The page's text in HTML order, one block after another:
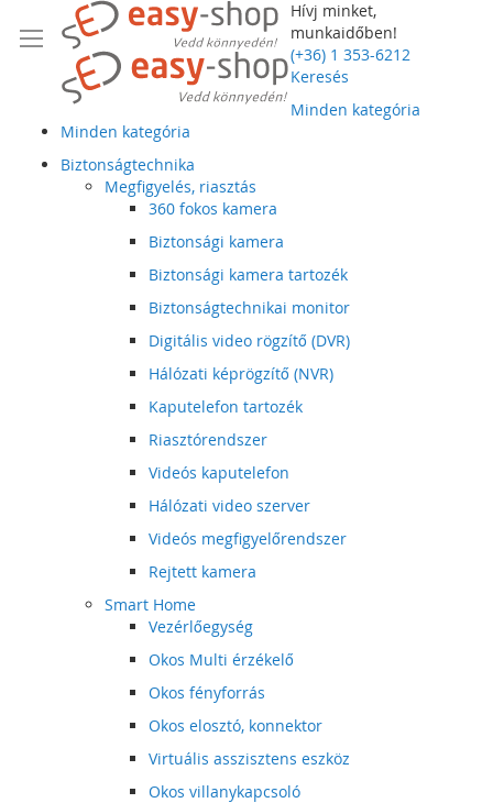
Hívj minket,
munkaidőben!
(+36) 1 353-6212
Keresés
Minden kategória
Minden kategória
Biztonságtechnika
Megfigyelés, riasztás
360 fokos kamera
Biztonsági kamera
Biztonsági kamera tartozék
Biztonságtechnikai monitor
Digitális video rögzítő (DVR)
Hálózati képrögzítő (NVR)
Kaputelefon tartozék
Riasztórendszer
Videós kaputelefon
Hálózati video szerver
Videós megfigyelőrendszer
Rejtett kamera
Smart Home
Vezérlőegység
Okos Multi érzékelő
Okos fényforrás
Okos elosztó, konnektor
Virtuális asszisztens eszköz
Okos villanykapcsoló